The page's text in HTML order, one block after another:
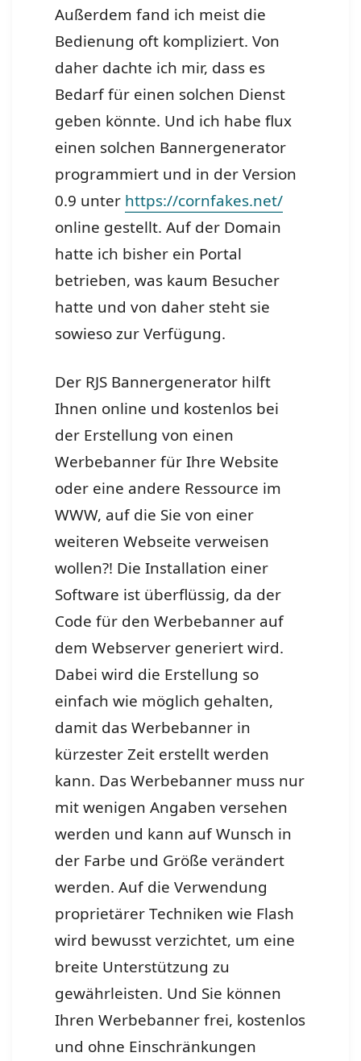
Außerdem fand ich meist die
Bedienung oft kompliziert. Von
daher dachte ich mir, dass es
Bedarf für einen solchen Dienst
geben könnte. Und ich habe flux
einen solchen Bannergenerator
programmiert und in der Version
0.9 unter https://cornfakes.net/
online gestellt. Auf der Domain
hatte ich bisher ein Portal
betrieben, was kaum Besucher
hatte und von daher steht sie
sowieso zur Verfügung.
Der RJS Bannergenerator hilft
Ihnen online und kostenlos bei
der Erstellung von einen
Werbebanner für Ihre Website
oder eine andere Ressource im
WWW, auf die Sie von einer
weiteren Webseite verweisen
wollen?! Die Installation einer
Software ist überflüssig, da der
Code für den Werbebanner auf
dem Webserver generiert wird.
Dabei wird die Erstellung so
einfach wie möglich gehalten,
damit das Werbebanner in
kürzester Zeit erstellt werden
kann. Das Werbebanner muss nur
mit wenigen Angaben versehen
werden und kann auf Wunsch in
der Farbe und Größe verändert
werden. Auf die Verwendung
proprietärer Techniken wie Flash
wird bewusst verzichtet, um eine
breite Unterstützung zu
gewährleisten. Und Sie können
Ihren Werbebanner frei, kostenlos
und ohne Einschränkungen